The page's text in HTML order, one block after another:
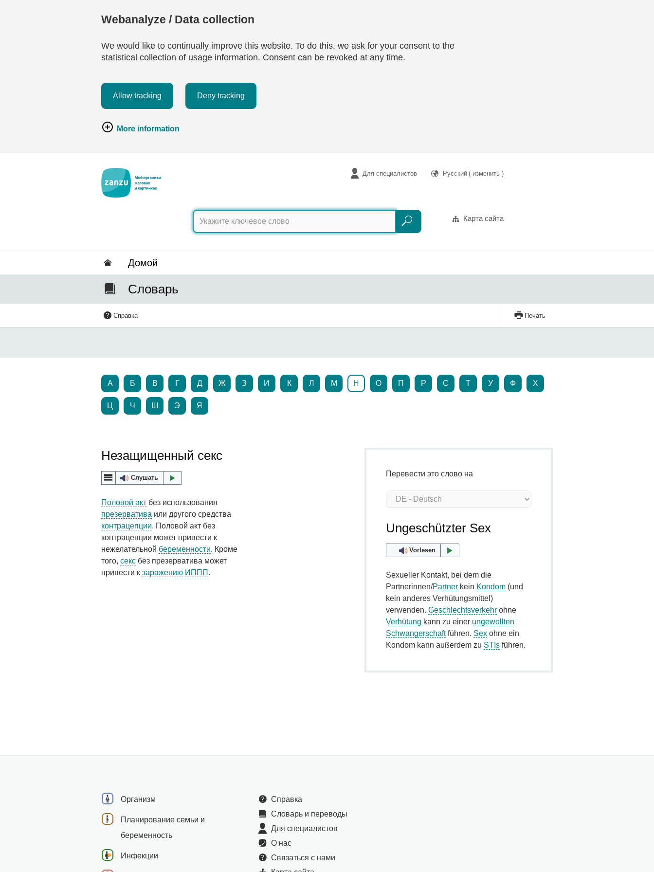
Webanalyze / Data collection
We would like to continually improve this website. To do this, we ask for your consent to the
statistical collection of usage information. Consent can be revoked at any time.
Allow tracking Deny tracking
More information
Для специалистов Русский ( изменить )
Поиск
Поиск
Карта сайта
Домой
Словарь
Справка Печать
А Б В Г Д Ж З И К Л М Н О П Р С Т У Ф Х
Ц Ч Ш Э Я
Незащищенный секс
Слушать
Половой акт без использования
презерватива или другого средства
контрацепции. Половой акт без
контрацепции может привести к
нежелательной беременности. Кроме
того, секс без презерватива может
привести к заражению ИППП .
Перевести это слово на
Ungeschützter Sex
Vorlesen
Sexueller Kontakt, bei dem die
Partnerinnen/Partner kein Kondom (und
kein anderes Verhütungsmittel)
verwenden.Geschlechtsverkehr ohne
Verhütung kann zu einer ungewollten
Schwangerschaftführen. Sex ohne ein
Kondom kann außerdem zu STIs führen.
Организм
Планирование семьи и
беременность
Инфекции
Справка
Словарь и переводы
Для специалистов
О нас
Связаться с нами